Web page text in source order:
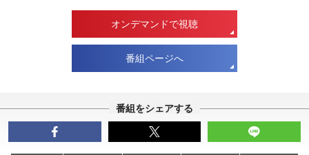
オンデマンドで視聴
番組ページへ
番組をシェアする